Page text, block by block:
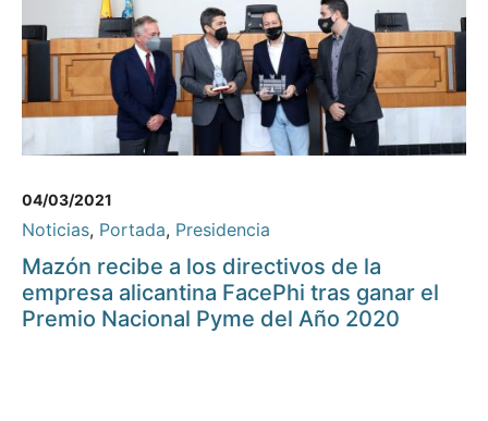
04/03/2021
Noticias, Portada, Presidencia
Mazón recibe a los directivos de la
empresa alicantina FacePhi tras ganar el
Premio Nacional Pyme del Año 2020